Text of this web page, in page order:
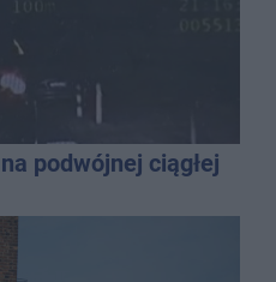
podwójnej ciągłej